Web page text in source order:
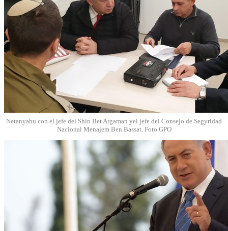
Netanyahu con el jefe del Shin Bet Argaman yel jefe del Consejo de Segyridad
Nacional Menajem Ben Bassat. Foto GPO